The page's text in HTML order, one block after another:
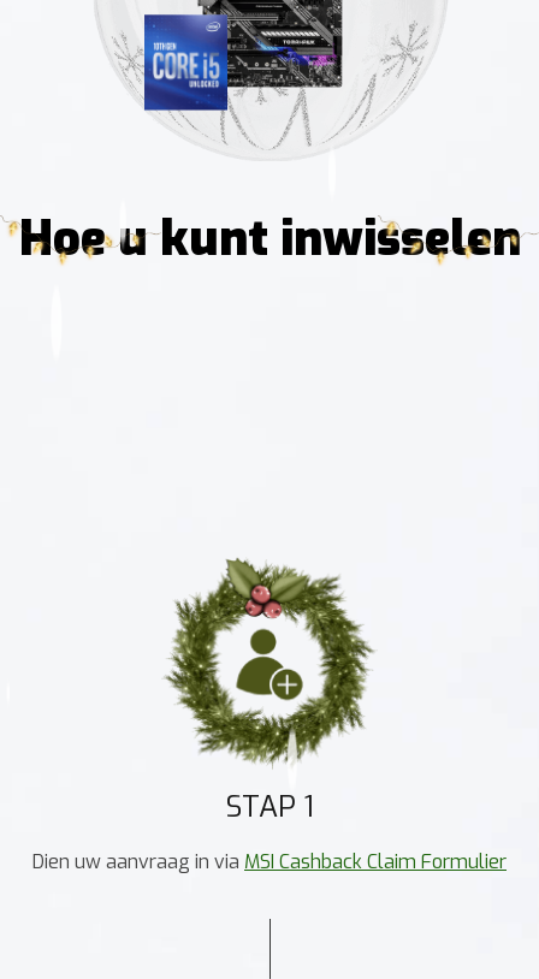
Hoe u kunt inwisselen
STAP 1
Dien uw aanvraag in via MSI Cashback Claim Formulier